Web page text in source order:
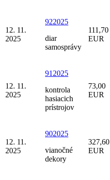
12. 11.
2025
922025
diar
samosprávy
111,70
EUR
12. 11.
2025
912025
kontrola
hasiacich
prístrojov
73,00
EUR
12. 11.
2025
902025
vianočné
dekory
327,60
EUR